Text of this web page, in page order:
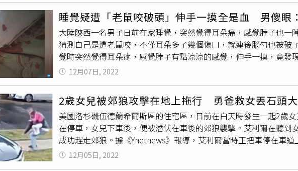
危急，他立刻將兒子摟在懷中並揮拳嚇阻，但10幾隻猴子卻仍包
猴群似乎發現敵不過，這才知難而退。事後，萊利也在與猴群對戰
犬疫苗，不過最令他失望的是，當下一旁的遊客只是冷眼旁觀，沒
睡覺疑遭「老鼠咬破頭」伸手一摸全是血 男傻眼
大陸陝西一名男子日前在家睡覺，突然覺得耳朵痛，感覺脖子也一
猜測自己是遭老鼠咬，不僅耳朵多了幾個傷口，就連後腦勺也被
覺時突然覺得耳朵疼，感覺脖子有點涼涼的感覺，伸手一摸，竟
疤，後腦勺也破了，當時發現枕頭旁邊有一顆老鼠屎，就想到家
，過幾天再去打出血熱疫苗，目前
我媽一腳踩死了…從此之後我只喜歡貓…因為貓抓老鼠」、「這得
生啃活人」、「我感覺頭皮發麻了」、「你們忘了哆啦a夢為什麼
12月07日, 2022
2歲女兒被郊狼攻擊在地上拖行 勇爸救女丟石頭
美國洛杉磯伍德蘭希爾斯區的住宅區，日前在白天時發生一起2歲
在停車，女兒下車後，便被潛伏在車後的郊狼襲擊。艾利爾在聽
成功趕走郊狼。據《Ynetnews》報導，艾利爾當時正把車停在車
的郊狼便襲擊女兒，女兒不斷尖叫及哀號。艾利爾在聽到尖叫聲
在聽到艾利爾怒罵後，便放開女孩，跑到距離艾里爾幾公尺外的
12月05日, 2022